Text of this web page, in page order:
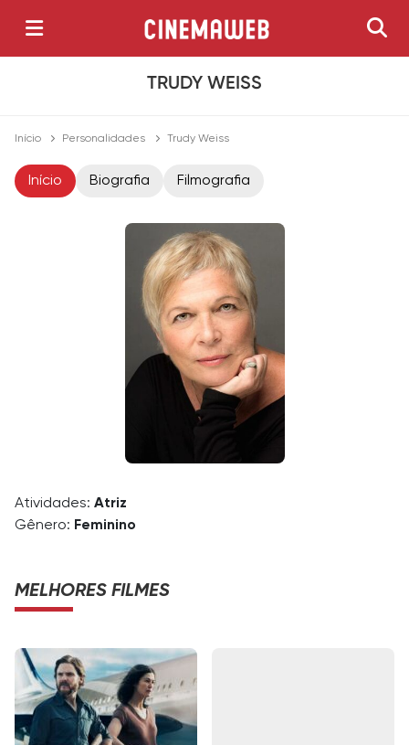
TRUDY WEISS
Início Personalidades Trudy Weiss
Início Biografia Filmografia
Atividades: Atriz
Gênero: Feminino
MELHORES FILMES